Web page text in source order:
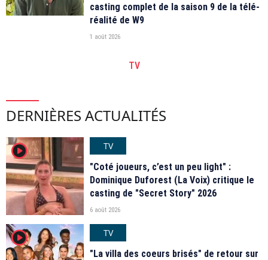
casting complet de la saison 9 de la télé-
réalité de W9
1 août 2026
TV
DERNIÈRES ACTUALITÉS
player2
TV
"Coté joueurs, c’est un peu light" :
Dominique Duforest (La Voix) critique le
casting de "Secret Story" 2026
6 août 2026
player2
TV
"La villa des coeurs brisés" de retour sur